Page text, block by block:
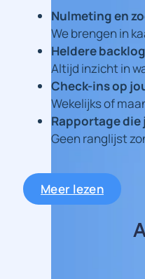
Nulmeting en
We brengen in
Heldere backlog
Altijd inzicht in
Check-ins op
Wekelijks of
Rapportage
Geen ranglijst
Meer lezen